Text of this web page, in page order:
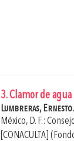
3. Clamor de agua
Lumbreras, Ernesto.
México, D. F.:
[CONACULTA]